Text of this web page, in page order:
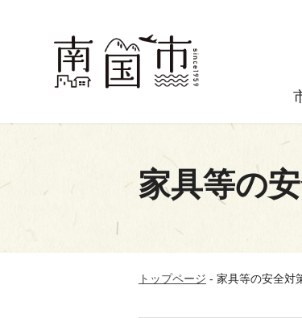
家具等の
トップページ - 家具等の安全対